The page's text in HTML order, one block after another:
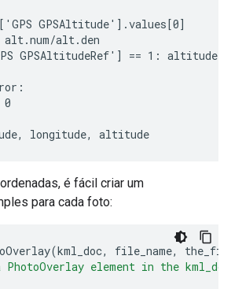
GPSAltitude'].values[0]
alt.num/alt.den
GPSAltitudeRef'] == 1: altitude
0
longitude, altitude
é fácil criar um
para cada foto:
(kml_doc, file_name,
PhotoOverlay element in the